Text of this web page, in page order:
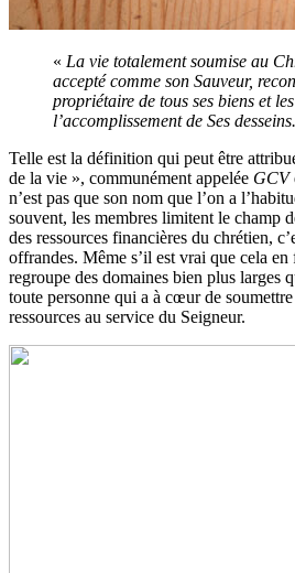
« La vie totalement soumise au
accepté comme son Sauveur,
propriétaire de tous ses biens et
l’accomplissement de Ses desseins.
Telle est la définition qui peut être
de la vie », communément appelée GCV
n’est pas que son nom que l’on a
souvent, les membres limitent le champ
des ressources financières du chrétien,
offrandes. Même s’il est vrai que cela
regroupe des domaines bien plus larges
toute personne qui a à cœur de soumettre
ressources au service du Seigneur.